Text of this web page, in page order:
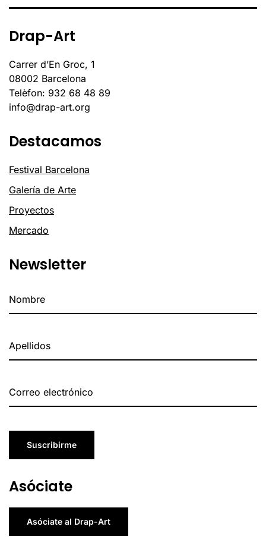
Drap-Art
Carrer d’En Groc, 1
08002 Barcelona
Telèfon: 932 68 48 89
info@drap-art.org
Destacamos
Festival Barcelona
Galería de Arte
Proyectos
Mercado
Newsletter
Suscribirme
Asóciate
Asóciate al Drap-Art